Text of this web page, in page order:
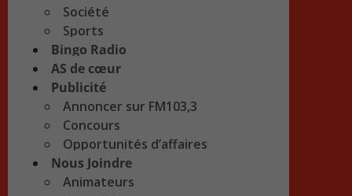
Société
Sports
Bingo Radio
AS de cœur
Publicité
Annoncer sur FM103,3
Concours
Opportunités d’affaires
Nous Joindre
Animateurs